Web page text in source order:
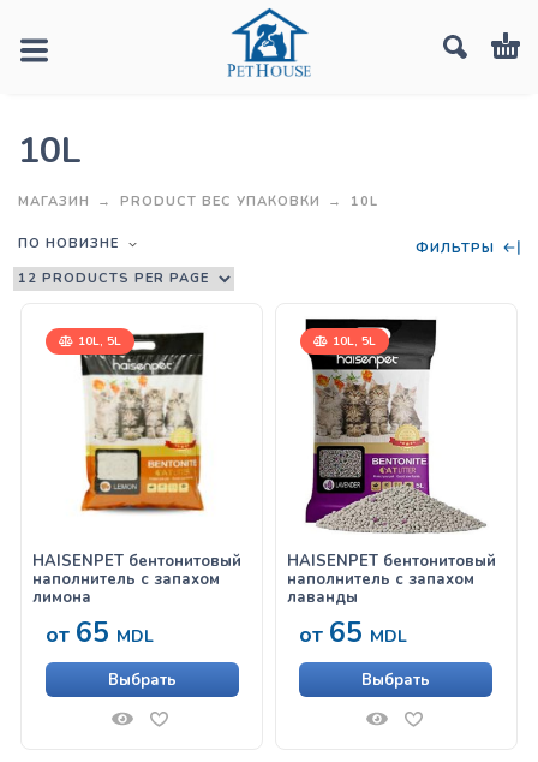
10L
МАГАЗИН PRODUCT ВЕС УПАКОВКИ 10L
ПО НОВИЗНЕ ФИЛЬТРЫ
10L, 5L
HAISENPET бентонитовый
наполнитель с запахом
лимона
от 65 MDL
Выбрать
10L, 5L
HAISENPET бентонитовый
наполнитель с запахом
лаванды
от 65 MDL
Выбрать